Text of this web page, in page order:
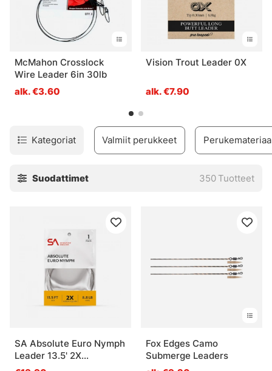
Är du osäker på storlekar på tafsar och stingers så &aum;r
du plus &aum;n v&aum;lkommen att maila, slå en pling
eller bara komma in till butiken så hj&aum;lper vi dig.\"
McMahon Crosslock
Wire Leader 6in 30lb
alk. €3.60
Vision Trout Leader 0X
alk. €7.90
Kategoriat Valmiit perukkeet
Suodattimet 350 Tuotteet
SA Absolute Euro Nymph
Leader 13.5' 2X
(0,23mm)
Fox Edges Camo
Submerge Leaders